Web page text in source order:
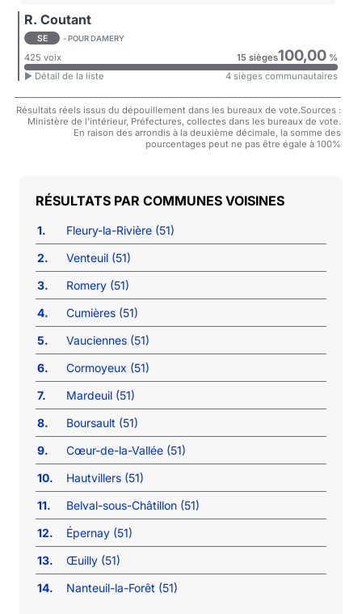
R. Coutant
SE - POUR DAMERY
425 voix 15 sièges100,00%
► Détail de la liste
4 sièges communautaires
Résultats réels issus du dépouillement dans les bureaux de vote.Sources :
Ministère de l'intérieur, Préfectures, collectes dans les bureaux de vote.
En raison des arrondis à la deuxième décimale, la somme des
pourcentages peut ne pas être égale à 100%
COMMUNES VOISINES
1.
Fleury-la-Rivière (51)
2.
Venteuil (51)
3.
Romery (51)
4.
Cumières (51)
5.
Vauciennes (51)
6.
Cormoyeux (51)
7.
Mardeuil (51)
8.
Boursault (51)
9.
Cœur-de-la-Vallée (51)
10.
Hautvillers (51)
11.
Belval-sous-Châtillon (51)
12.
Épernay (51)
13.
Œuilly (51)
14.
Nanteuil-la-Forêt (51)